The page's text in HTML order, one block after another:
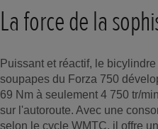
La force de la
Puissant et réactif, le
soupapes du Forza 750
69 Nm à seulement 4 750 tr/
sur l'autoroute. Avec une
selon le cycle WMTC, il offre